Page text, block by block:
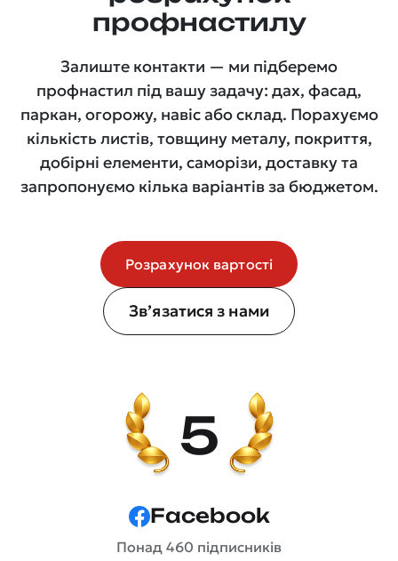
профнастилу
Залиште контакти — ми підберемо
профнастил під вашу задачу: дах, фасад,
паркан, огорожу, навіс або склад. Порахуємо
кількість листів, товщину металу, покриття,
добірні елементи, саморізи, доставку та
запропонуємо кілька варіантів за бюджетом.
Розрахунок вартості
Зв’язатися з нами
5
Facebook
Понад 460 підписників